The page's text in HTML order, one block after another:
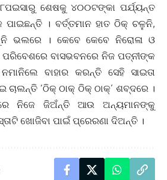
ଶେଷକୁ ୪୦୦ଟଙ୍କା ପର୍ଯ୍ୟନ୍ତ
। ବର୍ତ୍ତମାନ ହାତ ଠିକ୍ ଚଳୁନି,
ଭଲରେ । କେବେ କେବେ ନିରୋଳା ଓ
ପରିବେଶରେ ବାସଭବନରେ ନିଜ ପତ୍ନୀଙ୍କ
ବାହାର କରନ୍ତି ସେହି ସାଇତା
ଚାଲନ୍ତି ‘ଠିକ୍ ଠାକ୍ ଠିକ୍ ଠାକ୍’ ଶବ୍ଦରେ ।
ନିଜେ ଜିଅଁନ୍ତି ଆଉ ଅନ୍ୟମାନଙ୍କୁ
ଖୋଜିବା ପାଇଁ ପ୍ରେରଣା ଦିଅନ୍ତି ।